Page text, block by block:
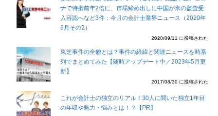
ナで特損前年2倍に、市場締め出しに中国が米の監査受
入容認へなど3件：今月の会計士業界ニュース（2020年
9月その2）
2020/09/11 に投稿された
東芝事件の全貌とは？事件の経緯と関連ニュースを時系
列でまとめてみた【随時アップデート中／2023年5月更
新】
2017/08/30 に投稿された
これが会計士の独立のリアル！30人に聞いた独立1年目
の年収や魅力・悩みとは！？【PR】